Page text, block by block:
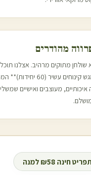
מהודרים
מתוקים מרהיב. אצלנו
ולהוסיף להזמנה **מגש קינוחים
איכותיים, מעוצבים ואישיים
חינה ₪58 למנה